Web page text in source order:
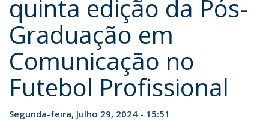
quinta edição da Pós-
Graduação em
Comunicação no
Futebol Profissional
Segunda-feira, Julho 29, 2024 - 15:51